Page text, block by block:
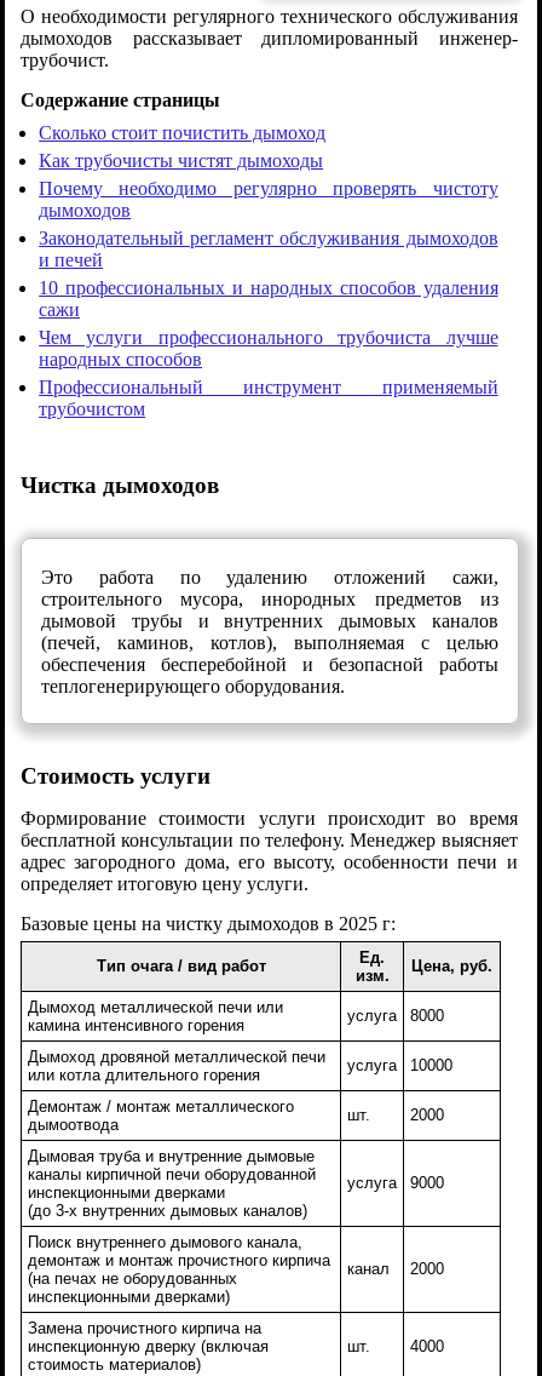
О необходимости регулярного технического обслуживания
дымоходов рассказывает дипломированный инженер-
трубочист.
Содержание страницы
Сколько стоит почистить дымоход
Как трубочисты чистят дымоходы
Почему необходимо регулярно проверять чистоту
дымоходов
Законодательный регламент обслуживания дымоходов
и печей
10 профессиональных и народных способов удаления
сажи
Чем услуги профессионального трубочиста лучше
народных способов
Профессиональный инструмент применяемый
трубочистом
Чистка дымоходов
Это работа по удалению отложений сажи,
строительного мусора, инородных предметов из
дымовой трубы и внутренних дымовых каналов
(печей, каминов, котлов), выполняемая с целью
обеспечения бесперебойной и безопасной работы
теплогенерирующего оборудования.
Стоимость услуги
Формирование стоимости услуги происходит во время
бесплатной консультации по телефону. Менеджер выясняет
адрес загородного дома, его высоту, особенности печи и
определяет итоговую цену услуги.
Базовые цены на чистку дымоходов в 2025 г:
Тип очага / вид работ
Ед.
изм.
Цена, руб.
Дымоход металлической печи или
камина интенсивного горения
услуга 8000
Дымоход дровяной металлической печи
или котла длительного горения
услуга 10000
Демонтаж / монтаж металлического
дымоотвода
шт. 2000
Дымовая труба и внутренние дымовые
каналы кирпичной печи оборудованной
инспекционными дверками
(до 3-х внутренних дымовых каналов)
услуга 9000
Поиск внутреннего дымового канала,
демонтаж и монтаж прочистного кирпича
(на печах не оборудованных
инспекционными дверками)
канал 2000
Замена прочистного кирпича на
инспекционную дверку (включая
стоимость материалов)
шт. 4000